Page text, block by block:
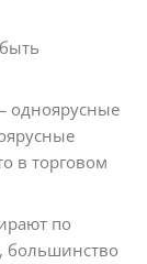
одноярусные
в торговом
по
большинство